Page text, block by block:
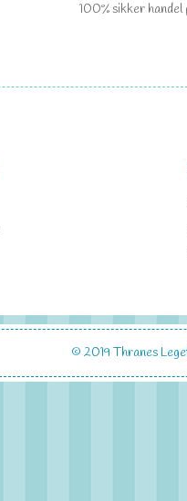
100% sikker
© 2019Thranes